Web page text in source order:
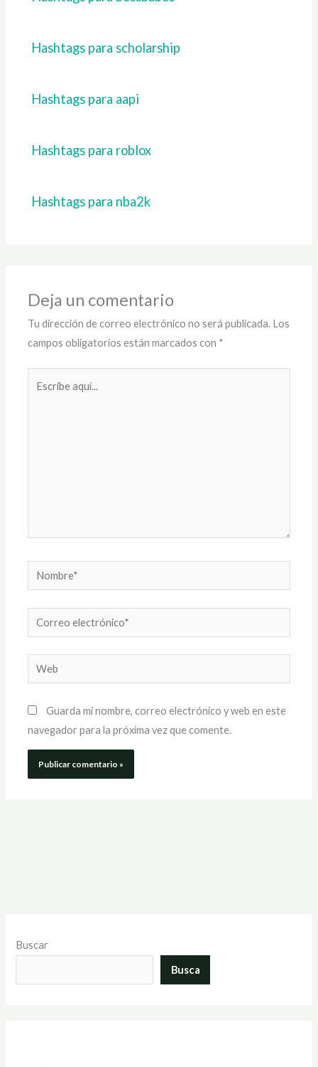
Hashtags para scholarship
Hashtags para aapi
Hashtags para roblox
Hashtags para nba2k
Deja un comentario
Tu dirección de correo electrónico no será publicada. Los
campos obligatorios están marcados con *
Nombre*
Correo
electrónico*
Web
Guarda mi nombre, correo electrónico y web en este
navegador para la próxima vez que comente.
Buscar
Busca